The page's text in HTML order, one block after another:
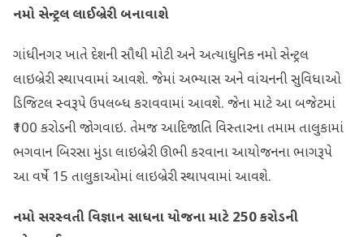
નમો સેન્ટ્રલ લાઈબ્રેરી બનાવાશે
ગાંધીનગર ખાતે દેશની સૌથી મોટી અને અત્યાધુનિક નમો સેન્ટ્રલ
લાઇબ્રેરી સ્થાપવામાં આવશે. જેમાં અભ્યાસ અને વાંચનની સુવિધાઓ
ડિજિટલ સ્વરૂપે ઉપલબ્ધ કરાવવામાં આવશે. જેના માટે આ બજેટમાં
₹100 કરોડની જોગવાઇ. તેમજ આદિજાતિ વિસ્તારના તમામ તાલુકામાં
ભગવાન બિરસા મુંડા લાઇબ્રેરી ઊભી કરવાના આયોજનના ભાગરૂપે
આ વર્ષે 15 તાલુકાઓમાં લાઇબ્રેરી સ્થાપવામાં આવશે.
નમો સરસ્વતી વિજ્ઞાન સાધના યોજના માટે 250કરોડની